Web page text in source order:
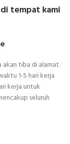
tempat kami
akan tiba di alamat
1-5 hari kerja
kerja untuk
seluruh